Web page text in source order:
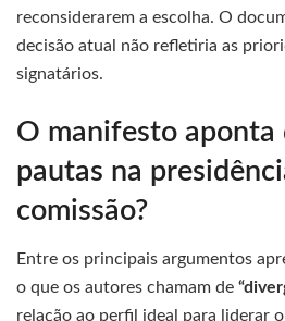
reconsiderarem a escolha. O
decisão atual não refletiria as
signatários.
O manifesto aponta
pautas na
comissão?
Entre os principais argumentos
o que os autores chamam de
relação ao perfil ideal para liderar